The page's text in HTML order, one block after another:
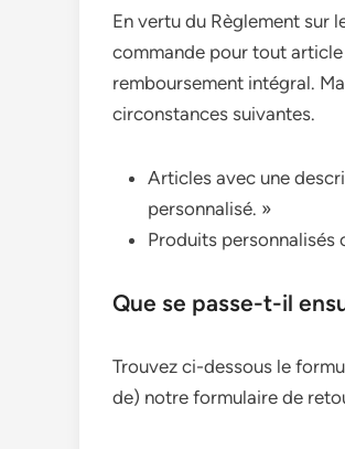
En vertu du Règlement sur
commande pour tout
remboursement intégral.
circonstances suivantes.
Articles avec une
personnalisé. »
Produits personnalisés
Que se passe-t-il
Trouvez ci-dessous le
de) notre formulaire de